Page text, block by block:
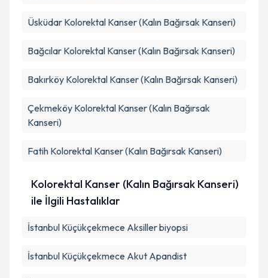
Üsküdar Kolorektal Kanser (Kalın Bağırsak Kanseri)
Bağcılar Kolorektal Kanser (Kalın Bağırsak Kanseri)
Bakırköy Kolorektal Kanser (Kalın Bağırsak Kanseri)
Çekmeköy Kolorektal Kanser (Kalın Bağırsak
Kanseri)
Fatih Kolorektal Kanser (Kalın Bağırsak Kanseri)
Kolorektal Kanser (Kalın Bağırsak Kanseri)
ile İlgili Hastalıklar
İstanbul Küçükçekmece Aksiller biyopsi
İstanbul Küçükçekmece Akut Apandist